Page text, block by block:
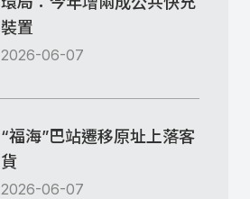
裝置
2026-06-07
“福海”巴站遷移原址上落客
貨
2026-06-07